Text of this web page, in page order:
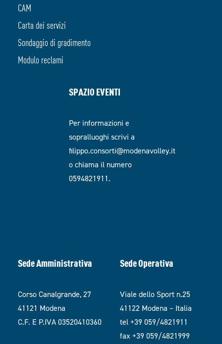
CAM
Carta dei servizi
Sondaggio di gradimento
Modulo reclami
SPAZIO EVENTI
Per informazioni e
sopralluoghi scrivi a
filippo.consorti@modenavolley.it
o chiama il numero
0594821911.
Sede Amministrativa
Corso Canalgrande, 27
41121 Modena
C.F. E P.IVA 03520410360
Sede Operativa
Viale dello Sport n.25
41122 Modena – Italia
tel +39 059/4821911
fax +39 059/4821999